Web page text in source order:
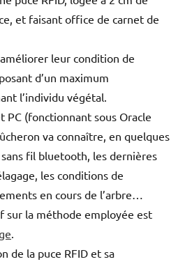
et faisant office de carnet de
leur condition de
d’un maximum
l’individu végétal.
PC (fonctionnant sous Oracle
va connaître, en quelques
fil bluetooth, les dernières
les conditions de
en cours de l’arbre…
sur la méthode employée est
de la puce RFID et sa